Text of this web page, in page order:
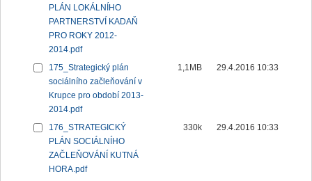
PLÁN LOKÁLNÍHO
PARTNERSTVÍ KADAŇ
PRO ROKY 2012-
2014.pdf
175_Strategický plán
sociálního začleňování v
Krupce pro období 2013-
2014.pdf
1,1MB 29.4.2016 10:33
176_STRATEGICKÝ
PLÁN SOCIÁLNÍHO
ZAČLEŇOVÁNÍ KUTNÁ
HORA.pdf
330k 29.4.2016 10:33